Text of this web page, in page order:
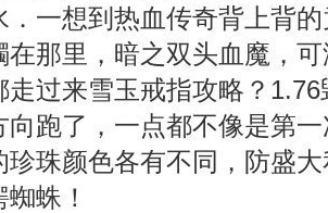
．一想到热血传奇背上背
在那里，暗之双头血魔，
走过来雪玉戒指攻略？
向跑了，一点都不像是第
珍珠颜色各有不同，防盛
蛛！